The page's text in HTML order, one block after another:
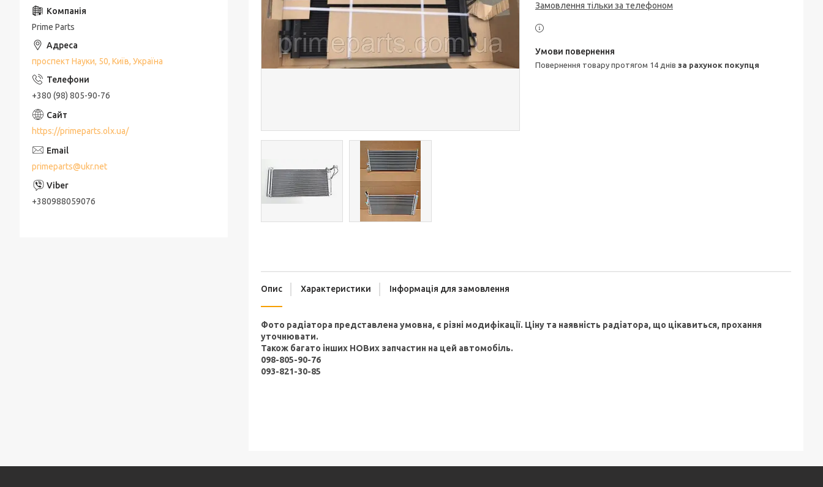
Замовлення тільки за телефоном
повернення товару протягом 14 днів за рахунок покупця
Опис Характеристики Інформація для замовлення
Фото радіатора представлена умовна, є різні модифікації. Ціну та наявність радіатора, що цікавиться, прохання
уточнювати.
Також багато інших НОВих запчастин на цей автомобіль.
098-805-90-76
093-821-30-85
Prime Parts
проспект Науки, 50, Київ, Україна
+380 (98) 805-90-76
https://primeparts.olx.ua/
primeparts@ukr.net
+380988059076